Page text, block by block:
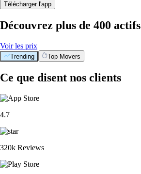
Télécharger l'app
Découvrez plus de 400 actifs
Voir les prix
Trending Top Movers
Ce que disent nos clients
4.7
320k Reviews